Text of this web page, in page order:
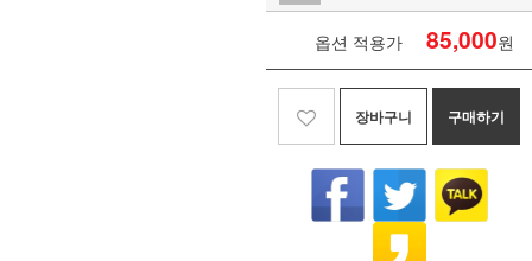
옵션 적용가 85,000원
장바구니 구매하기